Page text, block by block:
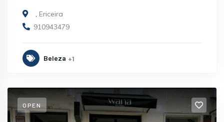
, Ericeira
910943479
Beleza +1
OPEN